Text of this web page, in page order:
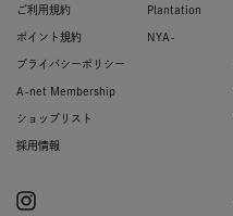
ご利用規約
ポイント規約
プライバシーポリシー
A-net Membership
ショップリスト
採用情報
Plantation
NYA-